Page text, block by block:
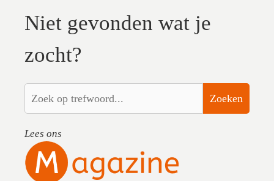
Niet gevonden wat je
zocht?
Zoeken
Lees ons